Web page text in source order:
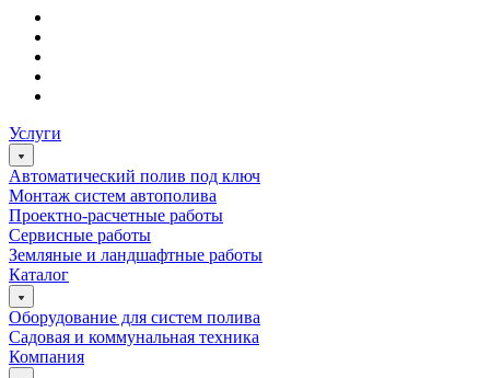
Услуги
Автоматический полив под ключ
Монтаж систем автополива
Проектно-расчетные работы
Сервисные работы
Земляные и ландшафтные работы
Каталог
Оборудование для систем полива
Садовая и коммунальная техника
Компания